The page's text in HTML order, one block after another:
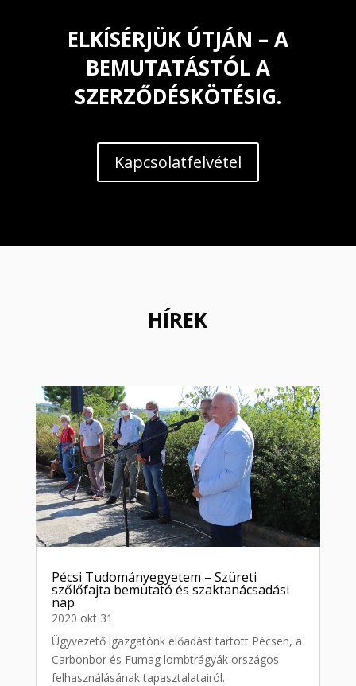
ELKÍSÉRJÜK ÚTJÁN – A
BEMUTATÁSTÓL A
SZERZŐDÉSKÖTÉSIG.
Kapcsolatfelvétel
HÍREK
Pécsi Tudományegyetem – Szüreti
szőlőfajta bemutató és szaktanácsadási
nap
2020 okt 31
Ügyvezető igazgatónk előadást tartott Pécsen, a
Carbonbor és Fumag lombtrágyák országos
felhasználásának tapasztalatairól.